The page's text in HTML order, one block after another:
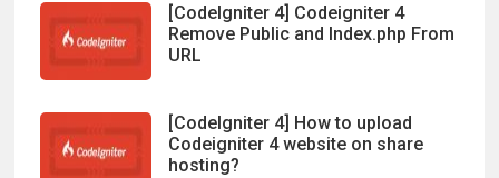
[CodeIgniter 4] Codeigniter 4
Remove Public and Index.php From
URL
[CodeIgniter 4] How to upload
Codeigniter 4 website on share
hosting?